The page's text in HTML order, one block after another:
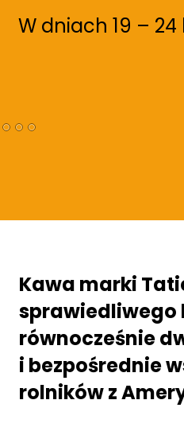
W dniach 11-14
Kawa marki
sprawiedliwego
równocześnie
i bezpośrednie
rolników z